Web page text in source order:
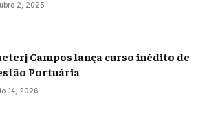
2, 2025
Campos lança curso inédito de
Portuária
14, 2026